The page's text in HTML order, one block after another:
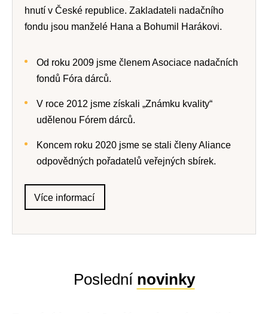
hnutí v České republice. Zakladateli nadačního
fondu jsou manželé Hana a Bohumil Harákovi.
Od roku 2009 jsme členem Asociace nadačních
fondů Fóra dárců.
V roce 2012 jsme získali „Známku kvality“
udělenou Fórem dárců.
Koncem roku 2020 jsme se stali členy Aliance
odpovědných pořadatelů veřejných sbírek.
Více informací
Poslední novinky